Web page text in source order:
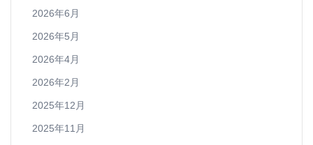
2026年6月
2026年5月
2026年4月
2026年2月
2025年12月
2025年11月